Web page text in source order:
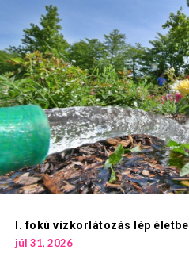
I. fokú vízkorlátozás lép
júl 31, 2026